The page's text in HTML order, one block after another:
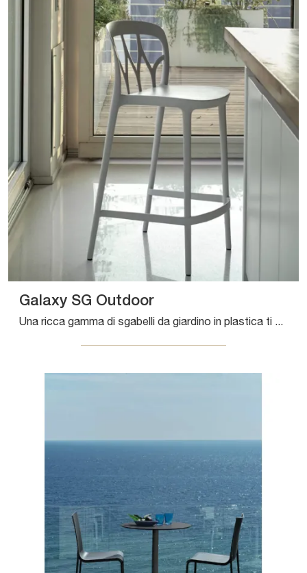
Galaxy SG Outdoor
Una ricca gamma di sgabelli da giardino in plastica ti aspetta nel nostro punto vendita: clicca e scopri il modello Galaxy SG Outdoor di Bontempi.